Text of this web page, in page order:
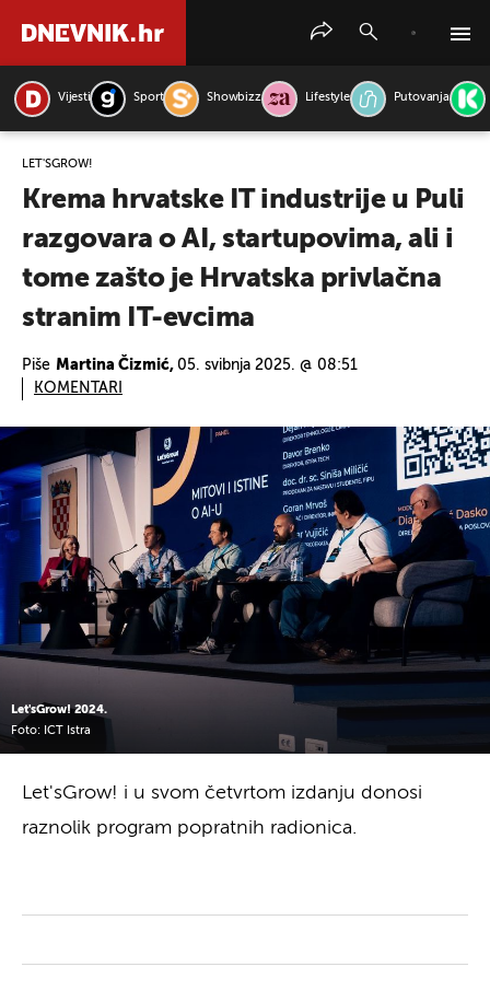
Vijesti Sport Showbizz Lifestyle Putovanja
LET'SGROW!
Krema hrvatske IT industrije u Puli
razgovara o AI, startupovima, ali i
tome zašto je Hrvatska privlačna
stranim IT-evcima
Piše Martina Čizmić, 05. svibnja 2025. @ 08:51
KOMENTARI
Let'sGrow! 2024.
Foto: ICT Istra
Let'sGrow! i u svom četvrtom izdanju donosi
raznolik program popratnih radionica.
PRETRAŽITE VIJESTI